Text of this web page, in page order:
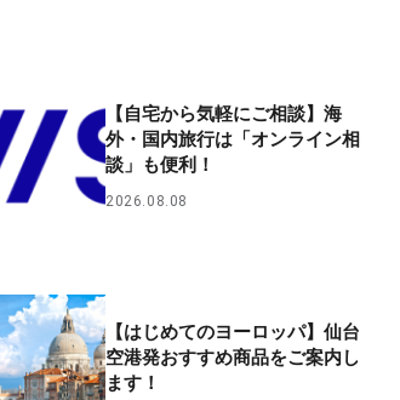
【自宅から気軽にご相談】海
外・国内旅行は「オンライン相
談」も便利！
2026.08.08
【はじめてのヨーロッパ】仙台
空港発おすすめ商品をご案内し
ます！